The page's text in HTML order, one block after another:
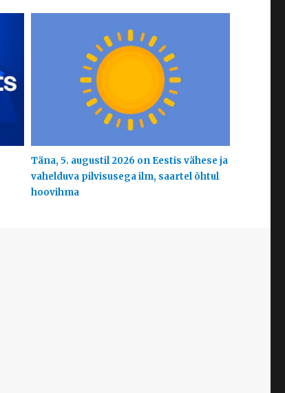
Täna, 5. augustil 2026 on Eestis vähese ja
vahelduva pilvisusega ilm, saartel õhtul
hoovihma